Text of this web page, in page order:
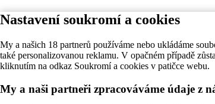
Nastavení soukromí a cookies
My a našich 18 partnerů používáme nebo ukládáme
také personalizovanou reklamu. V opačném případě
kliknutím na odkaz Soukromí a cookies v patičce webu.
My a naši partneři zpracováváme údaje z